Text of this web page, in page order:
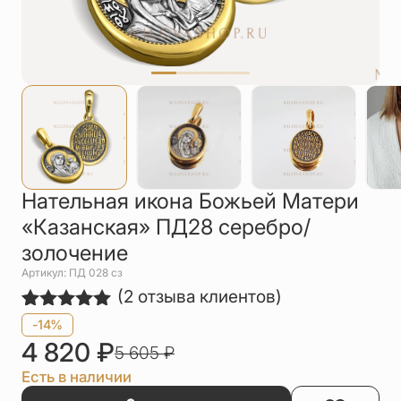
Упаковка
Цепи
Шнурки на
шею
Другое
Нательная икона Божьей Матери
«Казанская» ПД28 серебро/
золочение
Артикул: ПД 028 сз
Рейтинг
5.00из 5
на основе
опроса
2
пользователей
(2 отзыва клиентов)
-14%
4 820 ₽5 605₽
Есть в наличии